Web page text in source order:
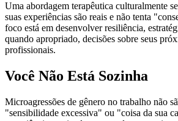
Uma abordagem terapêutica culturalmente
suas experiências são reais e não tenta
foco está em desenvolver resiliência,
quando apropriado, decisões sobre seus
profissionais.
Você Não Está Sozinha
Microagressões de gênero no trabalho não
"sensibilidade excessiva" ou "coisa da sua